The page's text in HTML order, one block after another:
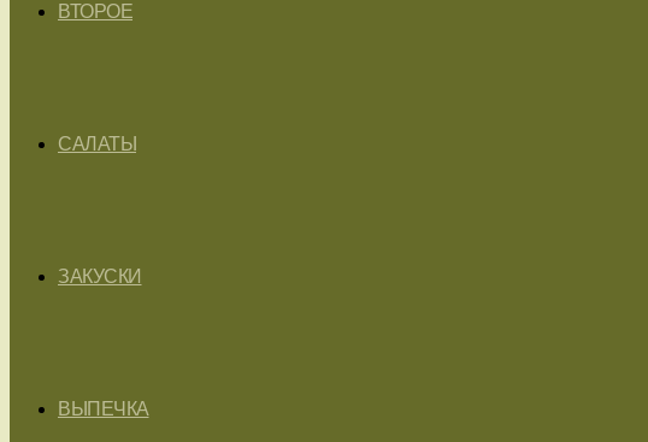
ВТОРОЕ
САЛАТЫ
ЗАКУСКИ
ВЫПЕЧКА